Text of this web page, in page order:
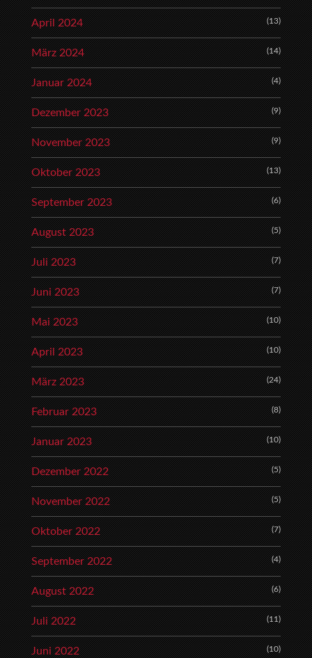
April 2024 (13)
März 2024 (14)
Januar 2024 (4)
Dezember 2023 (9)
November 2023 (9)
Oktober 2023 (13)
September 2023 (6)
August 2023 (5)
Juli 2023 (7)
Juni 2023 (7)
Mai 2023 (10)
April 2023 (10)
März 2023 (24)
Februar 2023 (8)
Januar 2023 (10)
Dezember 2022 (5)
November 2022 (5)
Oktober 2022 (7)
September 2022 (4)
August 2022 (6)
Juli 2022 (11)
Juni 2022 (10)